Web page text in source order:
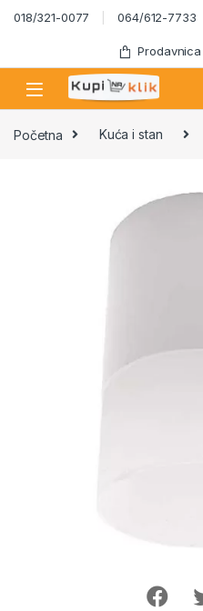
Skip to navigation
Skip to content
018/321-0077 064/612-7733
Prodavnica
Početna Kuća i stan